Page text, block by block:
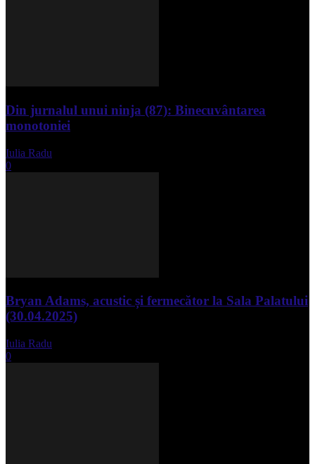
Din jurnalul unui ninja (87): Binecuvântarea
monotoniei
Iulia Radu
0
Bryan Adams, acustic și fermecător la Sala Palatului
(30.04.2025)
Iulia Radu
0